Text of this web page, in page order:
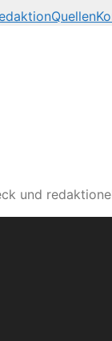
Quellen
und